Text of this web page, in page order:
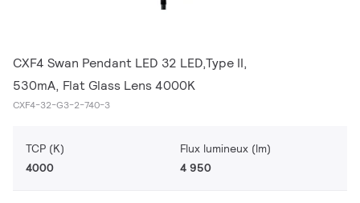
CXF4 Swan Pendant LED 32 LED,Type II,
530mA, Flat Glass Lens 4000K
CXF4-32-G3-2-740-3
TCP (K)
4000
Flux lumineux (lm)
4 950